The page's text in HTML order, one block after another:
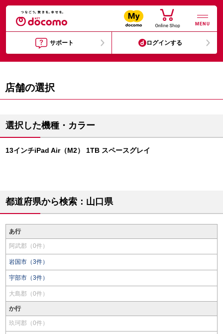
MENU
サポート ログインする
店舗の選択
選択した機種・カラー
13インチiPad Air（M2） 1TB スペースグレイ
都道府県から検索：山口県
あ行
阿武郡（0件）
岩国市（3件）
宇部市（3件）
大島郡（0件）
か行
玖珂郡（0件）